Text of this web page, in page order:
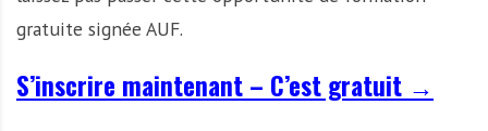
gratuite signée AUF.
S’inscrire maintenant – C’est gratuit →